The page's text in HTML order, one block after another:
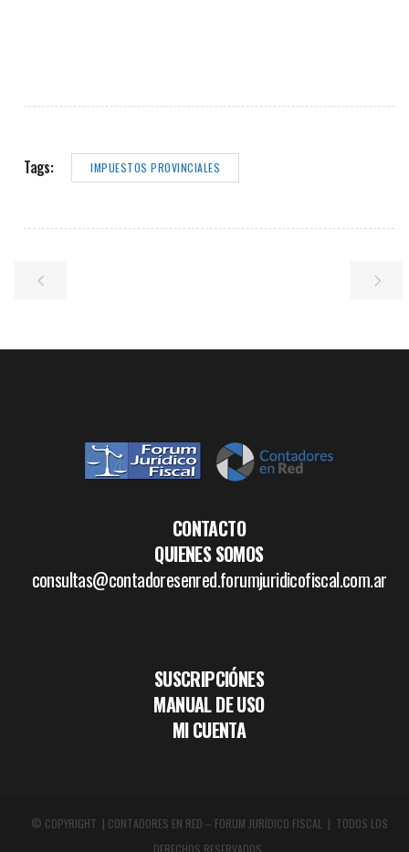
Tags: IMPUESTOS PROVINCIALES
CONTACTO
QUIENES SOMOS
consultas@contadoresenred.forumjuridicofiscal.com.ar
SUSCRIPCIÓNES
MANUAL DE USO
MI CUENTA
© COPYRIGHT | CONTADORES EN RED – FORUM JURÍDICO FISCAL | TODOS LOS
DERECHOS RESERVADOS.